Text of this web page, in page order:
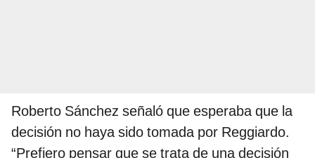
Roberto Sánchez señaló que esperaba que la
decisión no haya sido tomada por Reggiardo.
“Prefiero pensar que se trata de una decisión